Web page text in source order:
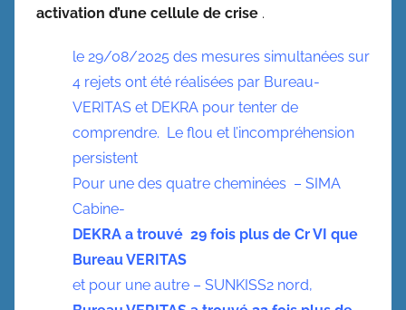
activation d’une cellule de crise .
le 29/08/2025 des mesures simultanées sur
4 rejets ont été réalisées par Bureau-
VERITAS et DEKRA pour tenter de
comprendre. Le flou et l’incompréhension
persistent
Pour une des quatre cheminées – SIMA
Cabine-
DEKRA a trouvé 29 fois plus de Cr VI que
Bureau VERITAS
et pour une autre – SUNKISS2 nord,